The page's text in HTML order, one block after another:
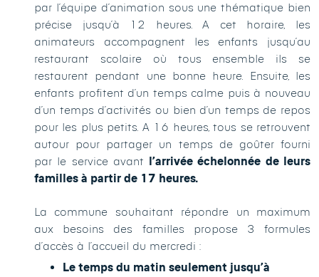
par l’équipe d’animation sous une thématique bien
précise jusqu’à 12 heures. A cet horaire, les
animateurs accompagnent les enfants jusqu’au
restaurant scolaire où tous ensemble ils se
restaurent pendant une bonne heure. Ensuite, les
enfants profitent d’un temps calme puis à nouveau
d’un temps d’activités ou bien d’un temps de repos
pour les plus petits. A 16 heures, tous se retrouvent
autour pour partager un temps de goûter fourni
par le service avant
l’arrivée échelonnée de leurs
familles à partir de 17 heures.
La commune souhaitant répondre un maximum
aux besoins des familles propose 3 formules
d’accès à l’accueil du mercredi :
Le temps du matin seulement jusqu’à